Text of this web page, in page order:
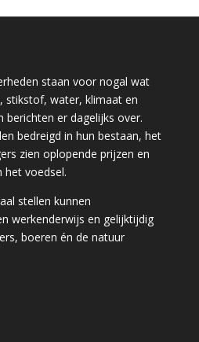
staan voor nogal wat
stikstof, water, klimaat en
berichten er dagelijks over.
bedreigd in hun bestaan, het
zien oplopende prijzen en
het voedsel.
stellen kunnen
werkenderwijs en gelijktijdig
boeren én de natuur